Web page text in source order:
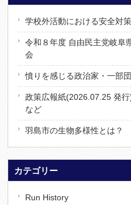
学校外活動における安全対
令和８年度 自由民主党岐阜
会
憤りを感じる政治家・一部
政策広報紙(2026.07.25 発
など
羽島市の生物多様性とは？
カテゴリー
Run History